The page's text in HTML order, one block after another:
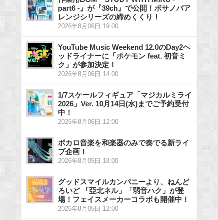
part6 -』が『39ch』で公開！ボサノバア
レンジシリーズの締めくくり！
2026年8月06日 19:00
YouTube Music Weekend 12.0のDay2ヘ
ッドライナーに「ポケモン feat. 初音ミ
ク」が参加決定！
2026年8月06日 14:00
1/7スケールフィギュア「マジカルミライ
2026」Ver. 10月14日(水)までご予約受付
中！
2026年8月06日 12:00
ボカロ音楽を和楽器のみで奏でる新ライ
ブ企画！
2026年8月05日 18:00
グッドスマイルカンパニーより、ねんど
ろいど 「亞北ネル」「弱音ハク」が登
場！フェイスメーカーコラボも開催中！
2026年8月05日 12:00